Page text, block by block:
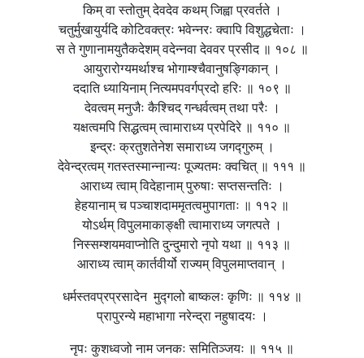
किम् वा स्तोतुम् देवदेव कथम् जिह्वा प्रवर्तते ।
चतुर्मुखायुर्यदि कोटिवक्त्रः भवेन्नरः क्वापि विशुद्धचेताः ।
स ते गुणानामयुतैकदेशम् वदेन्नवा देववर प्रसीद ॥ १०८ ॥
आयुरारोग्यमर्थाश्च भोगाम्श्चैवानुषङ्गिकान् ।
ददाति ध्यायिनाम् नित्यमपवर्गप्रदो हरिः ॥ १०९ ॥
देवत्वम् मनुजैः कैश्चिद् गन्धर्वत्वम् तथा परैः ।
यक्षत्वमपि सिद्धत्वम् त्वामाराध्य प्रपेदिरे ॥ ११० ॥
इन्द्रः क्रतुशतेनेश समाराध्य जगद्गुरुम् ।
देवेन्द्रत्वम् गतस्तस्मान्नान्यः पूज्यतमः क्वचित् ॥ १११ ॥
आराध्य त्वाम् विदेहानाम् पुरुषाः सप्तसन्ततिः ।
हेहयानाम् च पञ्चाशदाममृतत्वमुपागताः ॥ ११२ ॥
योऽर्थम् विपुलमाकाङ्क्षी त्वामाराध्य जगत्पते ।
निस्सम्शयमवाप्नोति दुन्दुमारो नृपो यथा ॥ ११३ ॥
आराध्य त्वाम् कार्तवीर्यो राज्यम् विपुलमाप्तवान् ।
धर्मस्तवप्रप्रसादेन मुद्गलो बाष्कलः कृणिः ॥ ११४ ॥
प्रापुरन्ये महाभागा नरेन्द्रा नहुषादयः ।
नृपः कुशध्वजो नाम जनकः समितिञ्जयः ॥ ११५ ॥